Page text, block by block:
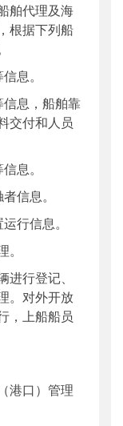
舶代理及海
根据下列船
息。
息，船舶靠
交付和人员
息。
信息。
行信息。
行登记、
。对外开放
，上船船员
港口）管理